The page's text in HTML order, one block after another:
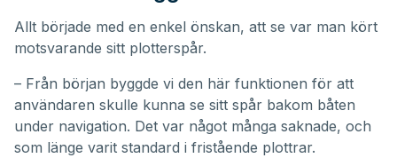
Allt började med en enkel önskan, att se var man kört
motsvarande sitt plotterspår.
– Från början byggde vi den här funktionen för att
användaren skulle kunna se sitt spår bakom båten
under navigation. Det var något många saknade, och
som länge varit standard i fristående plottrar.